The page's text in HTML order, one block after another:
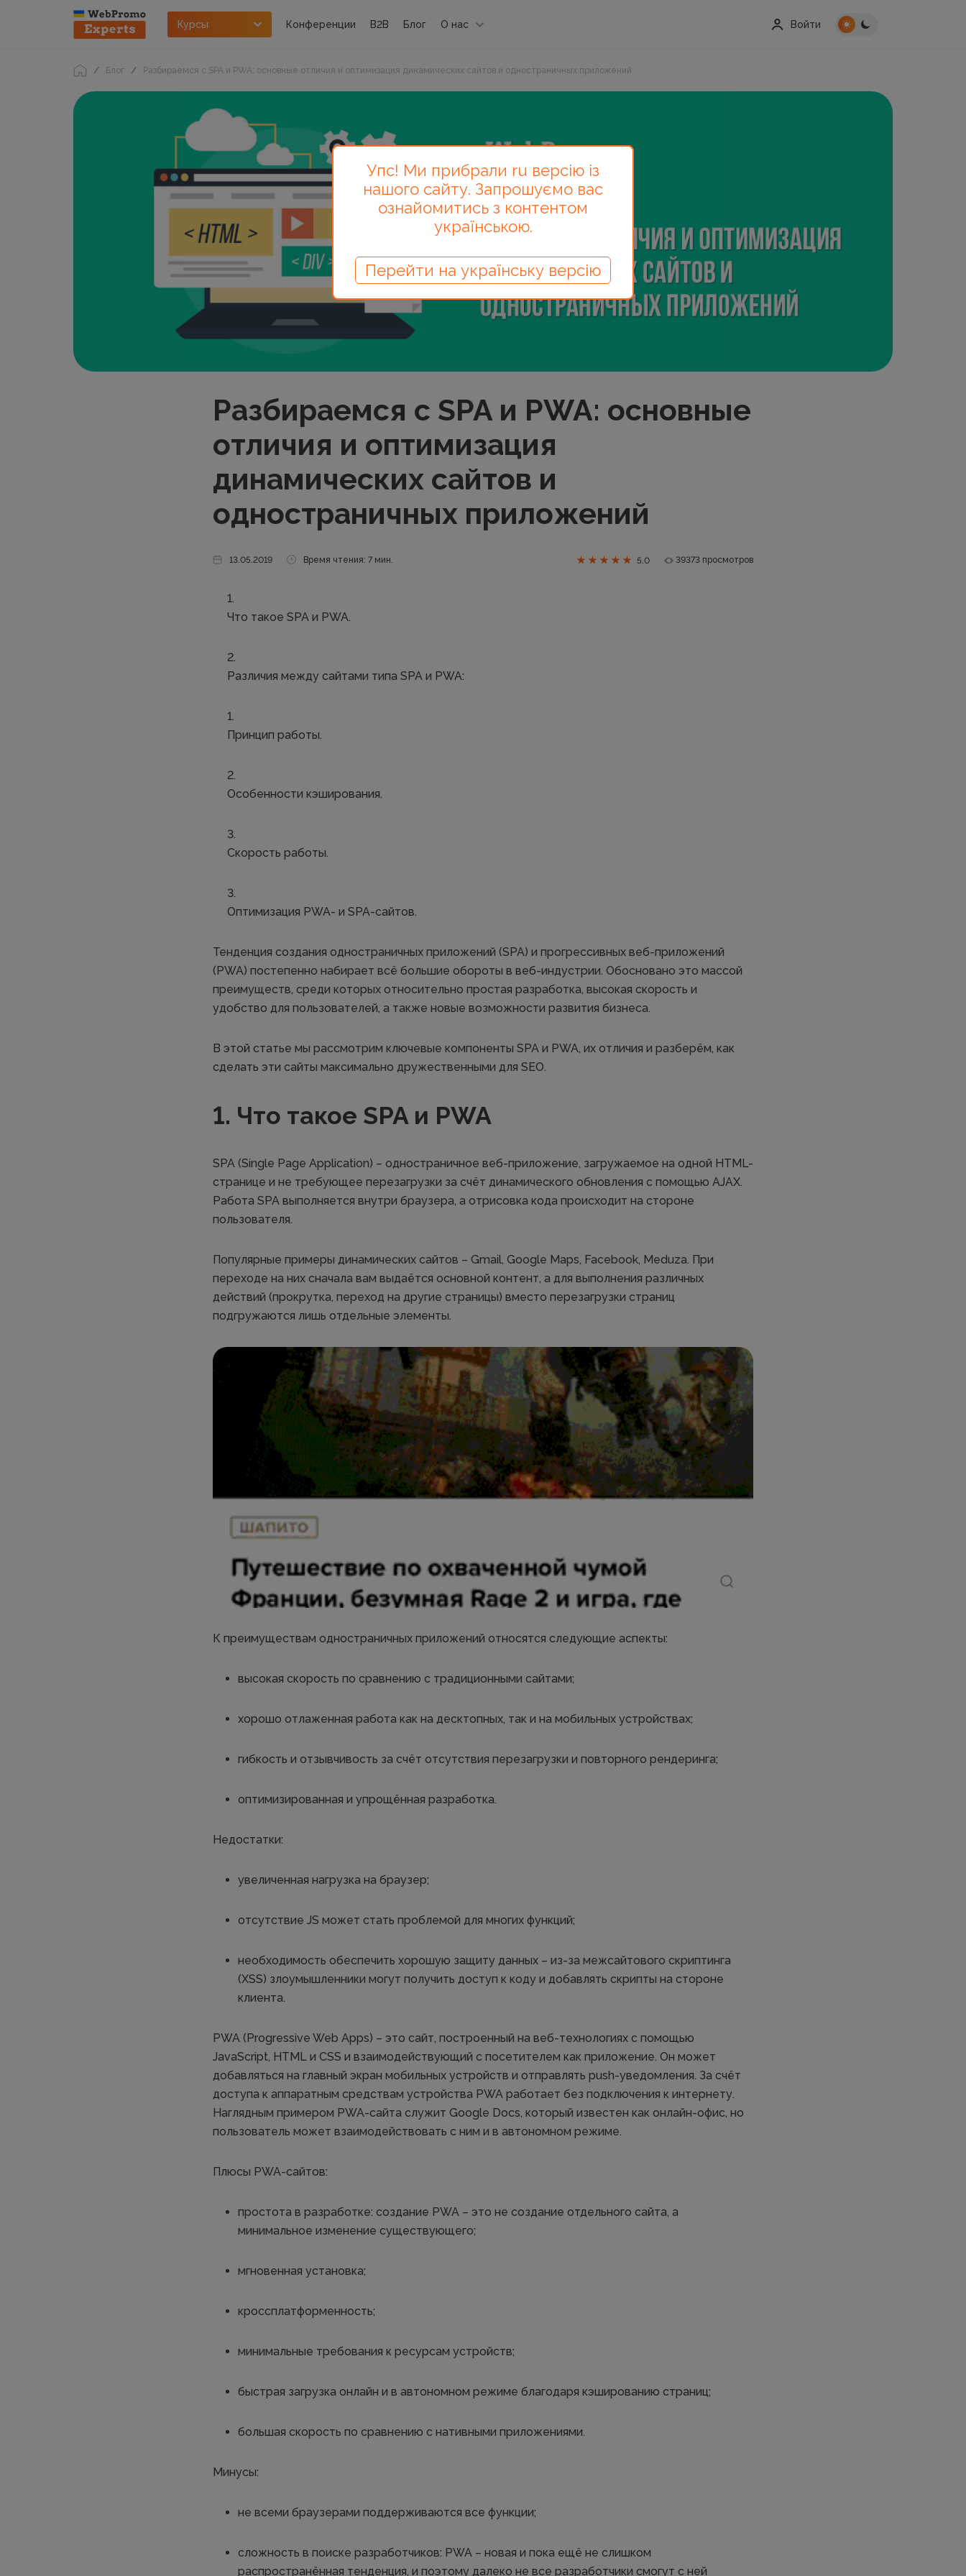
Курсы Конференции B2B Блог О нас Войти
Блог Разбираемся с SPA и PWA: основные отличия и оптимизация динамических сайтов и одностраничных приложений
Разбираемся с SPA и PWA: основные
отличия и оптимизация
динамических сайтов и
одностраничных приложений
13.05.2019 Время чтения: 7 мин. 5.0 39373 просмотров
Что такое SPA и PWA.
Различия между сайтами типа SPA и PWA:
Принцип работы.
Особенности кэширования.
Скорость работы.
Оптимизация PWA- и SPA-сайтов.
Тенденция создания одностраничных приложений (SPA) и прогрессивных веб-приложений
(PWA) постепенно набирает всё большие обороты в веб-индустрии. Обосновано это массой
преимуществ, среди которых относительно простая разработка, высокая скорость и
удобство для пользователей, а также новые возможности развития бизнеса.
В этой статье мы рассмотрим ключевые компоненты SPA и PWA, их отличия и разберём, как
сделать эти сайты максимально дружественными для SEO.
1. Что такое SPA и PWA
SPA (Single Page Application) – одностраничное веб-приложение, загружаемое на одной HTML-
странице и не требующее перезагрузки за счёт динамического обновления с помощью AJAX.
Работа SPA выполняется внутри браузера, а отрисовка кода происходит на стороне
пользователя.
Популярные примеры динамических сайтов – Gmail, Google Maps, Facebook, Meduza. При
переходе на них сначала вам выдаётся основной контент, а для выполнения различных
действий (прокрутка, переход на другие страницы) вместо перезагрузки страниц
подгружаются лишь отдельные элементы.
К преимуществам одностраничных приложений относятся следующие аспекты:
высокая скорость по сравнению с традиционными сайтами;
хорошо отлаженная работа как на десктопных, так и на мобильных устройствах;
гибкость и отзывчивость за счёт отсутствия перезагрузки и повторного рендеринга;
оптимизированная и упрощённая разработка.
Недостатки:
увеличенная нагрузка на браузер;
отсутствие JS может стать проблемой для многих функций;
необходимость обеспечить хорошую защиту данных – из-за межсайтового скриптинга
(XSS) злоумышленники могут получить доступ к коду и добавлять скрипты на стороне
клиента.
PWA (Progressive Web Apps) – это сайт, построенный на веб-технологиях с помощью
JavaScript, HTML и CSS и взаимодействующий с посетителем как приложение. Он может
добавляться на главный экран мобильных устройств и отправлять push-уведомления. За счёт
доступа к аппаратным средствам устройства PWA работает без подключения к интернету.
Наглядным примером PWA-сайта служит Google Docs, который известен как онлайн-офис, но
пользователь может взаимодействовать с ним и в автономном режиме.
Плюсы PWA-сайтов:
простота в разработке: создание PWA – это не создание отдельного сайта, а
минимальное изменение существующего;
мгновенная установка;
кроссплатформенность;
минимальные требования к ресурсам устройств;
быстрая загрузка онлайн и в автономном режиме благодаря кэшированию страниц;
большая скорость по сравнению с нативными приложениями.
Минусы:
не всеми браузерами поддерживаются все функции;
сложность в поиске разработчиков: PWA – новая и пока ещё не слишком
распространённая тенденция, и поэтому далеко не все разработчики смогут с ней
Упс! Ми прибрали ru версію із
нашого сайту. Запрошуємо вас
ознайомитись з контентом
українською.
Перейти на українську версію